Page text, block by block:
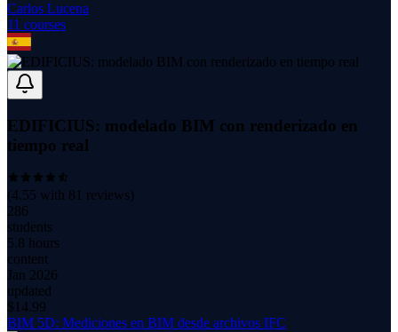
Carlos Lucena
11 courses
EDIFICIUS: modelado BIM con renderizado en
tiempo real
(4.55 with 81 reviews)
286
students
5.8 hours
content
Jan 2026
updated
$ 14.99
BIM 5D: Mediciones en BIM desde archivos IFC